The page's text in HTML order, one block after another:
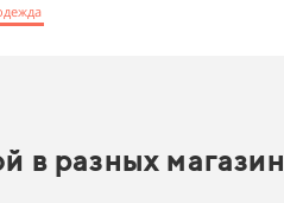
в разных